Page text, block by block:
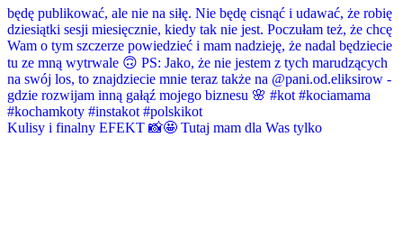
Kulisy i finalny EFEKT 📸🤩 Tutaj mam dla Was tylko